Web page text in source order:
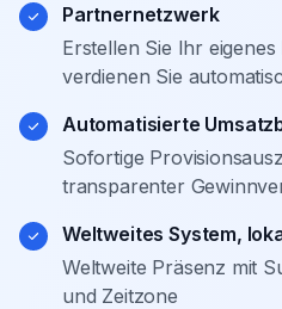
Partnernetzwerk
Erstellen Sie Ihr
verdienen Sie
Automatisierte
Sofortige
transparenter
Weltweites System,
Weltweite Präsenz mit
und Zeitzone